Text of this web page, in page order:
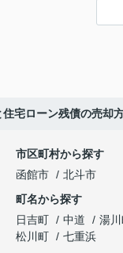
住宅ローン残債の売却
市区町村から探す
函館市
北斗市
町名から探す
日吉町
中道 湯
松川町
七重浜